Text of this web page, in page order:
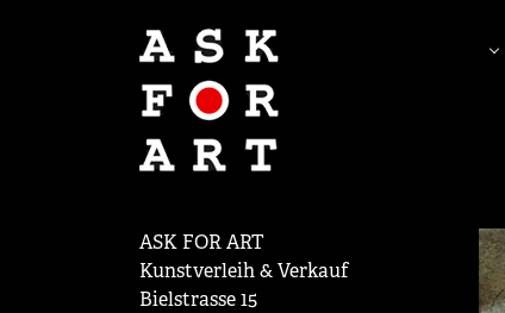
ASK FOR ART
Kunstverleih & Verkauf
Bielstrasse 15